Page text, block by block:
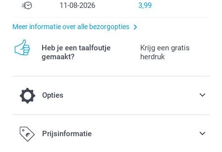
11-08-2026 3,99
Meer informatie over alle bezorgopties
Heb je een taalfoutje
gemaakt?
Krijg een gratis
herdruk
Opties
Geef jouw Uitnodigingskaartje een extra
feestelijk tintje of een moderne en trendy
Prijsinformatie